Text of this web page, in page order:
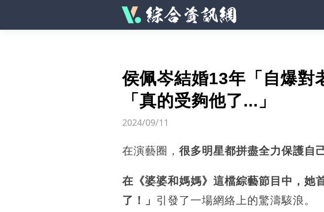
侯佩岑結婚13年「自爆對
「真的受夠他了...」
2024/09/11
在演藝圈， 很多明星都拼盡全力保護自
在《婆婆和媽媽》這檔綜藝節目中，她
了！」 引發了一場網絡上的驚濤駭浪。